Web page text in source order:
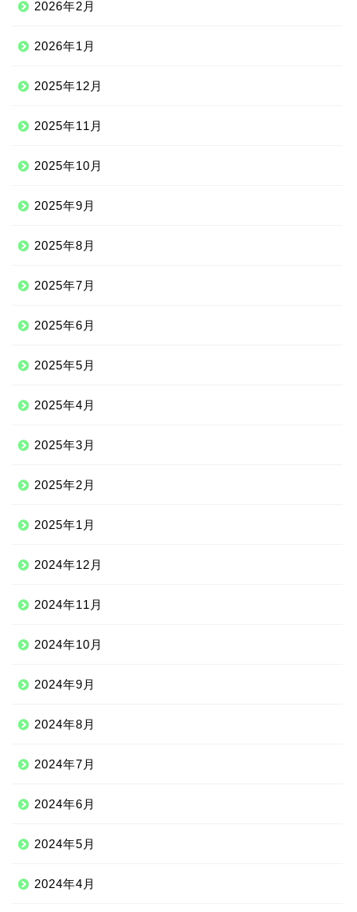
2026年2月
2026年1月
2025年12月
2025年11月
2025年10月
2025年9月
2025年8月
2025年7月
2025年6月
2025年5月
2025年4月
2025年3月
2025年2月
2025年1月
2024年12月
2024年11月
2024年10月
2024年9月
2024年8月
2024年7月
2024年6月
2024年5月
2024年4月